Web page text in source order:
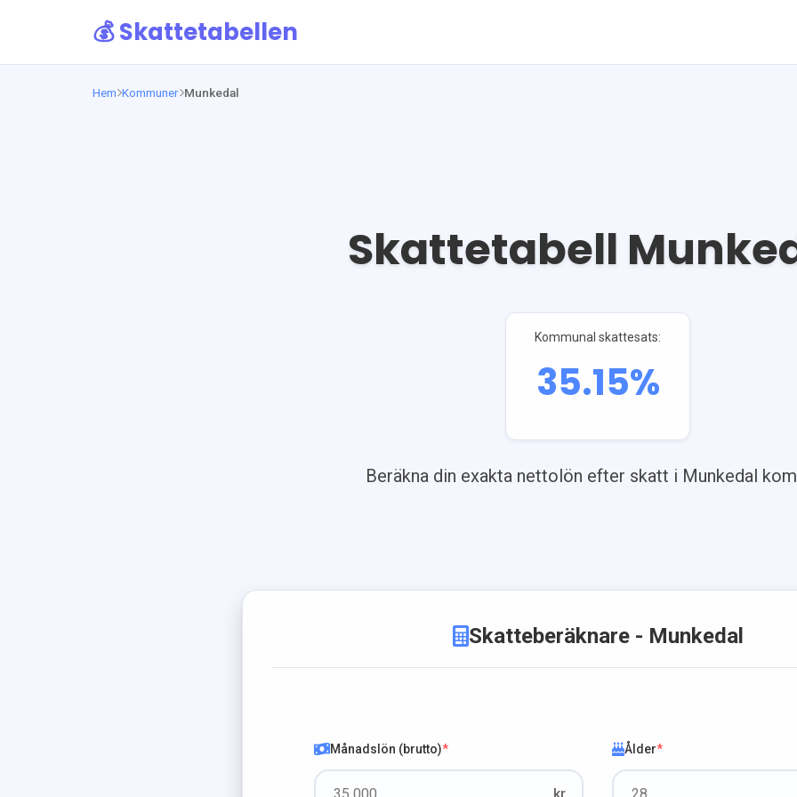
💰 Skattetabellen
Hem Kommuner Munkedal
Skattetabell
Kommunal skattesats:
35.15%
Beräkna din exakta nettolön efter skatt i Munkedal
Skatteberäknare - Munkedal
Månadslön (brutto)*
kr
Ålder*